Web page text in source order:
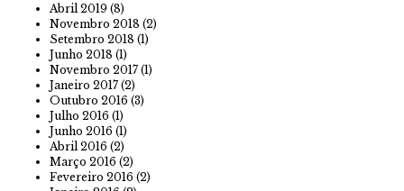
Abril 2019 (8)
Novembro 2018 (2)
Setembro 2018 (1)
Junho 2018 (1)
Novembro 2017 (1)
Janeiro 2017 (2)
Outubro 2016 (3)
Julho 2016 (1)
Junho 2016 (1)
Abril 2016 (2)
Março 2016 (2)
Fevereiro 2016 (2)